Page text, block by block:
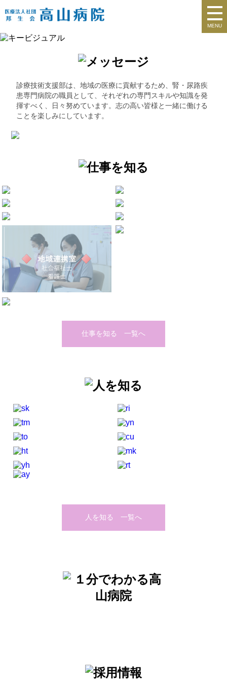
MENU
診療技術支援部は、地域の医療に貢献するため、腎・尿路疾
患専門病院の職員として、それぞれの専門スキルや知識を発
揮すべく、日々努めています。志の高い皆様と一緒に働ける
ことを楽しみにしています。
仕事を知る 一覧へ
人を知る 一覧へ